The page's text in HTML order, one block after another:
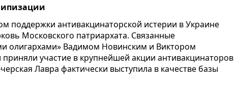
антивакцинаторской истерии в Украине
Московского патриархата. Связанные
олигархами» Вадимом Новинским и Виктором
участие в крупнейшей акции антивакцинаторов
Лавра фактически выступила в качестве базы